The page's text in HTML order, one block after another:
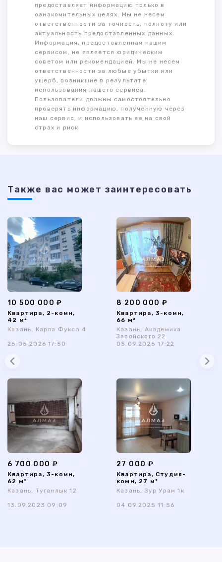
предоставляет информацию только в
ознакомительных целях. Мы не несем
ответственности за точность, полноту или
актуальность предоставленных данных.
Информация, предоставленная нашим
сервисом, не является юридическим
советом или рекомендацией. Мы не несем
ответственности за любые убытки или
ущерб, возникшие в результате
использования нашего сервиса.
Пользователи должны самостоятельно
проверять информацию, полученную через
наш сервис, и использовать ее на свой
страх и риск.
Также ваc может заинтересовать
10 500 000 ₽
Квартира, 2-комн,
42 м²
Казань, Карла Фукса 4
25.05.2026 17:50
8 200 000 ₽
Квартира, 3-комн,
66 м²
Казань, Академика
Завойского 22
05.09.2025 17:22
6 700 000 ₽
Квартира, 3-комн,
62 м²
Казань, Туганлык 12
13.09.2023 09:09
27 000 ₽
Квартира, Студия-
комн, 27 м²
Казань, Зур Урам 1к
04.09.2025 11:56